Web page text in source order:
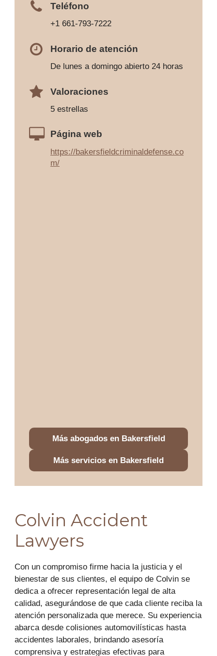
Teléfono
+1 661-793-7222
Horario de atención
De lunes a domingo abierto 24 horas
Valoraciones
5 estrellas
Página web
https://bakersfieldcriminaldefense.co
m/
Más abogados en Bakersfield
Más servicios en Bakersfield
Colvin Accident
Lawyers
Con un compromiso firme hacia la justicia y el
bienestar de sus clientes, el equipo de Colvin se
dedica a ofrecer representación legal de alta
calidad, asegurándose de que cada cliente reciba la
atención personalizada que merece. Su experiencia
abarca desde colisiones automovilísticas hasta
accidentes laborales, brindando asesoría
comprensiva y estrategias efectivas para